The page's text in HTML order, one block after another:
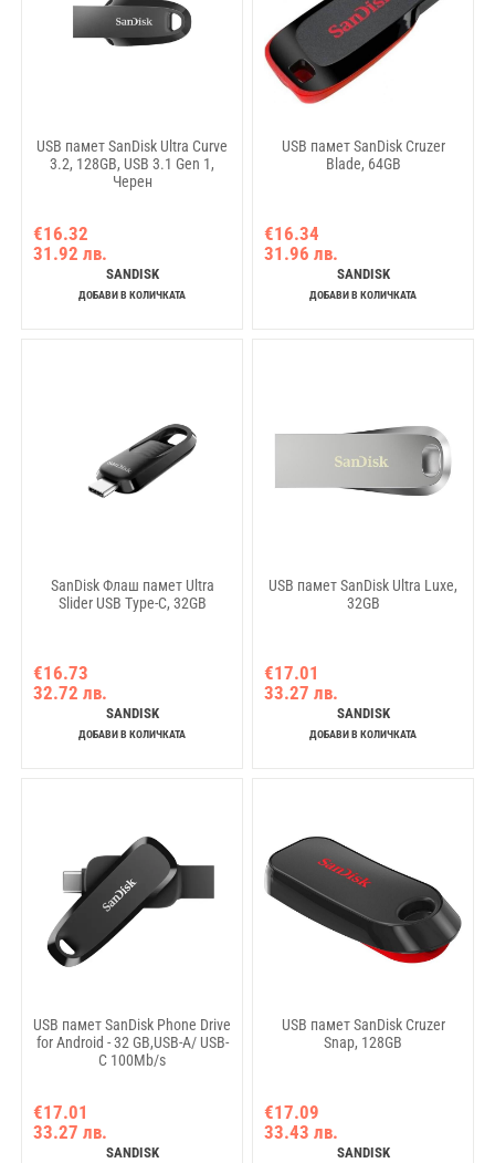
USB памет SanDisk Ultra Curve
3.2, 128GB, USB 3.1 Gen 1,
Черен
€16.32
31.92 лв.
SANDISK
ДОБАВИ В КОЛИЧКАТА
USB памет SanDisk Cruzer
Blade, 64GB
€16.34
31.96 лв.
SANDISK
ДОБАВИ В КОЛИЧКАТА
SanDisk Флаш памет Ultra
Slider USB Type-C, 32GB
€16.73
32.72 лв.
SANDISK
ДОБАВИ В КОЛИЧКАТА
USB памет SanDisk Ultra Luxe,
32GB
€17.01
33.27 лв.
SANDISK
ДОБАВИ В КОЛИЧКАТА
USB памет SanDisk Phone Drive
for Android - 32 GB,USB-A/ USB-
C 100Mb/s
€17.01
33.27 лв.
SANDISK
USB памет SanDisk Cruzer
Snap, 128GB
€17.09
33.43 лв.
SANDISK